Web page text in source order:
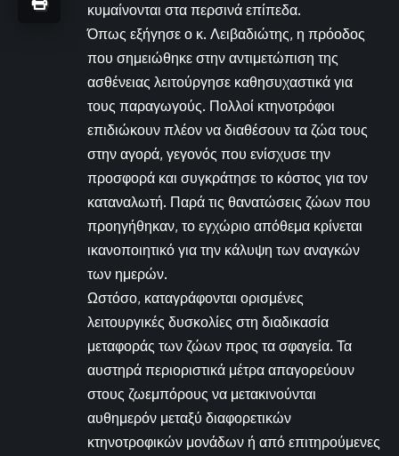
κυμαίνονται στα περσινά επίπεδα.
Όπως εξήγησε ο κ. Λειβαδιώτης, η πρόοδος
που σημειώθηκε στην αντιμετώπιση της
ασθένειας λειτούργησε καθησυχαστικά για
τους παραγωγούς. Πολλοί κτηνοτρόφοι
επιδιώκουν πλέον να διαθέσουν τα ζώα τους
στην αγορά, γεγονός που ενίσχυσε την
προσφορά και συγκράτησε το κόστος για τον
καταναλωτή. Παρά τις θανατώσεις ζώων που
προηγήθηκαν, το εγχώριο απόθεμα κρίνεται
ικανοποιητικό για την κάλυψη των αναγκών
των ημερών.
Ωστόσο, καταγράφονται ορισμένες
λειτουργικές δυσκολίες στη διαδικασία
μεταφοράς των ζώων προς τα σφαγεία. Τα
αυστηρά περιοριστικά μέτρα απαγορεύουν
στους ζωεμπόρους να μετακινούνται
αυθημερόν μεταξύ διαφορετικών
κτηνοτροφικών μονάδων ή από επιτηρούμενες